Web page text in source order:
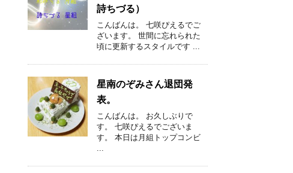
詩ちづる）
こんばんは。 七咲ぴえるでご
ざいます。 世間に忘れられた
頃に更新するスタイルです ...
星南のぞみさん退団発
表。
こんばんは。 お久しぶりで
す。 七咲ぴえるでございま
す。 本日は月組トップコンビ
...